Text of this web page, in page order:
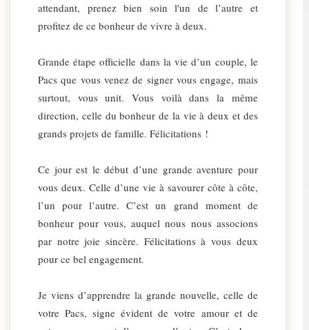
attendant, prenez bien soin l'un de l’autre et
profitez de ce bonheur de vivre à deux.
Grande étape officielle dans la vie d’un couple, le
Pacs que vous venez de signer vous engage, mais
surtout, vous unit. Vous voilà dans la même
direction, celle du bonheur de la vie à deux et des
grands projets de famille. Félicitations !
Ce jour est le début d’une grande aventure pour
vous deux. Celle d’une vie à savourer côte à côte,
l’un pour l’autre. C’est un grand moment de
bonheur pour vous, auquel nous nous associons
par notre joie sincère. Félicitations à vous deux
pour ce bel engagement.
Je viens d’apprendre la grande nouvelle, celle de
votre Pacs, signe évident de votre amour et de